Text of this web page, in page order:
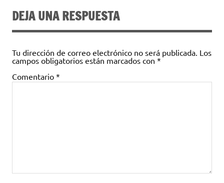
DEJA UNA RESPUESTA
Tu dirección de correo electrónico no será publicada. Los
campos obligatorios están marcados con *
Comentario *